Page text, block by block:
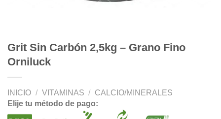
Grit Sin Carbón 2,5kg – Grano Fino
Orniluck
INICIO / VITAMINAS / CALCIO/MINERALES
Elije tu método de pago: